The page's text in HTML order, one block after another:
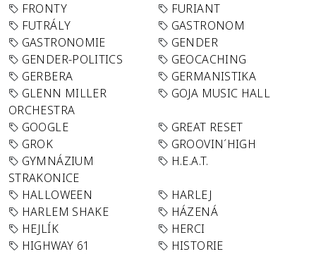
FRONTY
FURIANT
FUTRÁLY
GASTRONOM
GASTRONOMIE
GENDER
GENDER-POLITICS
GEOCACHING
GERBERA
GERMANISTIKA
GLENN MILLER
ORCHESTRA
GOJA MUSIC HALL
GOOGLE
GREAT RESET
GROK
GROOVIN´HIGH
GYMNÁZIUM
STRAKONICE
H.E.A.T.
HALLOWEEN
HARLEJ
HARLEM SHAKE
HÁZENÁ
HEJLÍK
HERCI
HIGHWAY 61
HISTORIE